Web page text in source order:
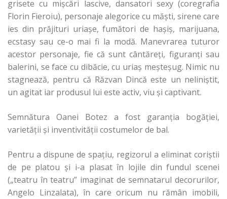
grisete cu mişcări lascive, dansatori sexy (coregrafia
Florin Fieroiu), personaje alegorice cu măşti, sirene care
ies din prăjituri uriaşe, fumători de haşiş, marijuana,
ecstasy sau ce-o mai fi la modă. Manevrarea tuturor
acestor personaje, fie că sunt cântăreţi, figuranţi sau
balerini, se face cu dibăcie, cu uriaş meşteşug. Nimic nu
stagnează, pentru că Răzvan Dincă este un neliniştit,
un agitat iar produsul lui este activ, viu şi captivant.
Semnătura Oanei Botez a fost garanţia bogăţiei,
varietăţii şi inventivităţii costumelor de bal.
Pentru a dispune de spaţiu, regizorul a eliminat coriştii
de pe platou şi i-a plasat în lojile din fundul scenei
(„teatru în teatru” imaginat de semnatarul decorurilor,
Angelo Linzalata), în care oricum nu rămân imobili,